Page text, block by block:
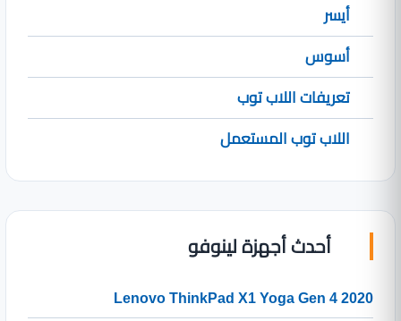
أيسر
أسوس
تعريفات اللاب توب
اللاب توب المستعمل
أحدث أجهزة لينوفو
Lenovo ThinkPad X1 Yoga Gen 4 2020